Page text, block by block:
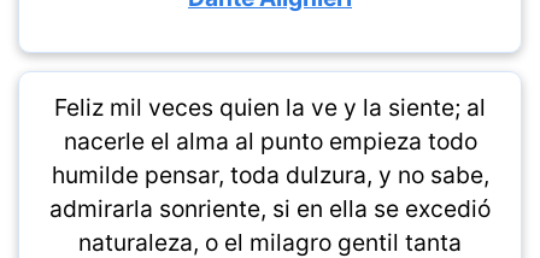
Feliz mil veces quien la ve y la siente; al
nacerle el alma al punto empieza todo
humilde pensar, toda dulzura, y no sabe,
admirarla sonriente, si en ella se excedió
naturaleza, o el milagro gentil tanta